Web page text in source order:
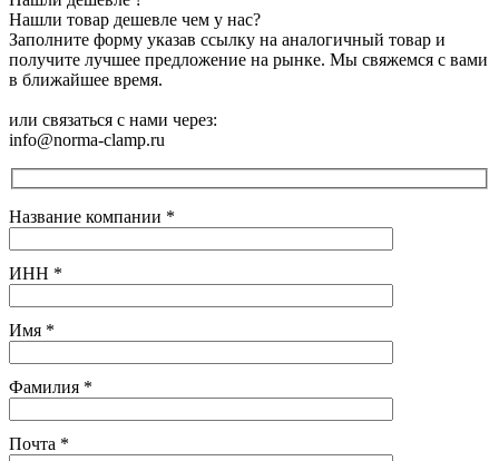
Нашли товар дешевле чем у нас?
Заполните форму указав ссылку на аналогичный товар и
получите лучшее предложение на рынке. Мы свяжемся с вами
в ближайшее время.
или связаться с нами через:
info@norma-clamp.ru
Название компании *
ИНН *
Имя *
Фамилия *
Почта *